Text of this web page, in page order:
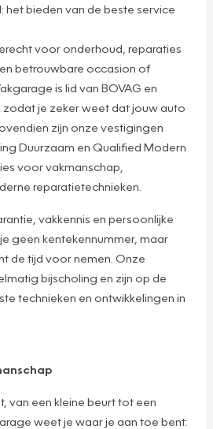
het bieden van de beste service
voor onderhoud, reparaties
betrouwbare occasion of
is lid van BOVAG en
zodat je zeker weet dat jouw auto
zijn onze vestigingen
Duurzaam en Qualified Modern
voor vakmanschap,
reparatietechnieken.
vakkennis en persoonlijke
geen kentekennummer, maar
de tijd voor nemen. Onze
bijscholing en zijn op de
technieken en ontwikkelingen in
van een kleine beurt tot een
weet je waar je aan toe bent: